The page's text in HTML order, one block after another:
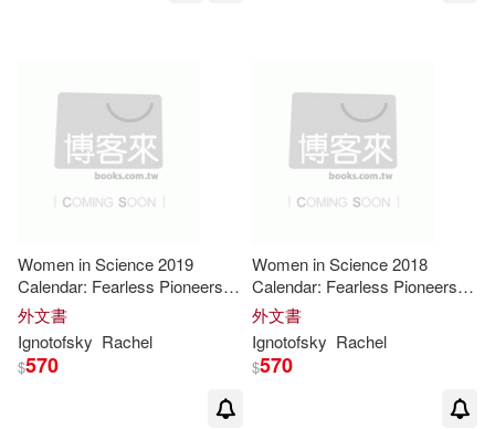
Women in Science 2019
Calendar: Fearless Pioneers
Who Changed the World
外文書
Ignotofsky Rachel
$570
Women in Science 2018
Calendar: Fearless Pioneers
Who Changed the World
外文書
Ignotofsky Rachel
$570